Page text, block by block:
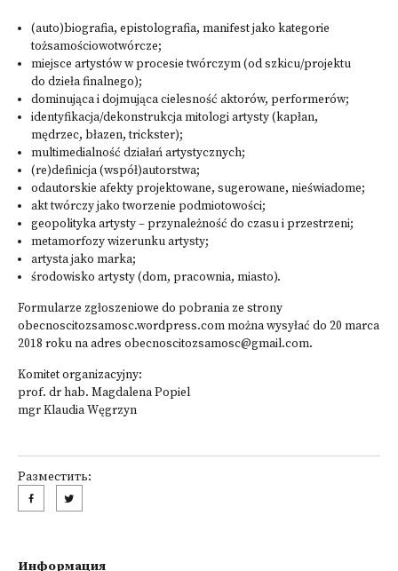
(auto)biografia, epistolografia, manifest jako kategorie
tożsamościowotwórcze;
miejsce artystów w procesie twórczym (od szkicu/projektu
do dzieła finalnego);
dominująca i dojmująca cielesność aktorów, performerów;
identyfikacja/dekonstrukcja mitologi artysty (kapłan,
mędrzec, błazen, trickster);
multimedialność działań artystycznych;
(re)definicja (współ)autorstwa;
odautorskie afekty projektowane, sugerowane, nieświadome;
akt twórczy jako tworzenie podmiotowości;
geopolityka artysty – przynależność do czasu i przestrzeni;
metamorfozy wizerunku artysty;
artysta jako marka;
środowisko artysty (dom, pracownia, miasto).
Formularze zgłoszeniowe do pobrania ze strony
obecnoscitozsamosc.wordpress.com można wysyłać do 20 marca
2018 roku na adres obecnoscitozsamosc@gmail.com.
Komitet organizacyjny:
prof. dr hab. Magdalena Popiel
mgr Klaudia Węgrzyn
Разместить:
Информация